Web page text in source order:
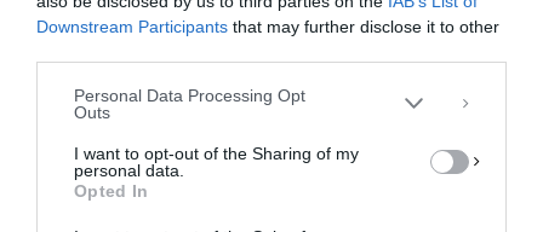
Downstream Participants that may further disclose it to other
Personal Data Processing Opt
Outs
I want to opt-out of the Sharing of my
personal data.
Opted In
επεξεργαστούμε δεδομένα προσωπικού χαρακτήρα, όπως συμπεριφορά
περιήγησης ή μοναδικά αναγνωριστικά σε αυτόν τον ιστότοπο. Η μη
συγκατάθεση ή η ανάκληση της συγκατάθεσης, μπορεί να επηρεάσει
αρνητικά ορισμένες λειτουργίες και δυνατότητες.